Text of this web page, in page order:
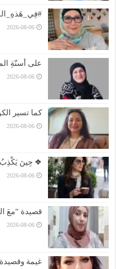
2026-08-06
على أسنّةِ
2026-08-06
كما تسير
2026-08-06
❖ حِينَ يَكْذِبُ
2026-08-06
قصيدة “معَ
2026-08-06
غيمة